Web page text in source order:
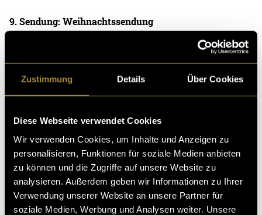
Zustimmung Details Über Cookies
Diese Webseite verwendet Cookies
Wir verwenden Cookies, um Inhalte und Anzeigen zu
personalisieren, Funktionen für soziale Medien anbieten
zu können und die Zugriffe auf unsere Website zu
analysieren. Außerdem geben wir Informationen zu Ihrer
Verwendung unserer Website an unsere Partner für
soziale Medien, Werbung und Analysen weiter. Unsere
9. Sendung: Weihnachtssendung
Ho Ho Ho, Merry Christmas! Ausschliesslich
Weihnachtslieder vor dem Jahr 2000 werden hier
gespielt. Ja, Last Christmas ist auch dabei.
Keine Zeit für Tränen, es wird getanzt! Mit Eurodance
verabschiedet sich die allerletzte Folge Vintage Vibes
auf Radio Calanda von den Zuhörer:innen.
Verschollene Folge